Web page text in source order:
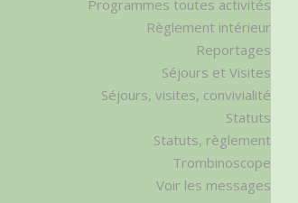
Programmes toutes activités
Règlement intérieur
Reportages
Séjours et Visites
Séjours, visites, convivialité
Statuts
Statuts, règlement
Trombinoscope
Voir les messages